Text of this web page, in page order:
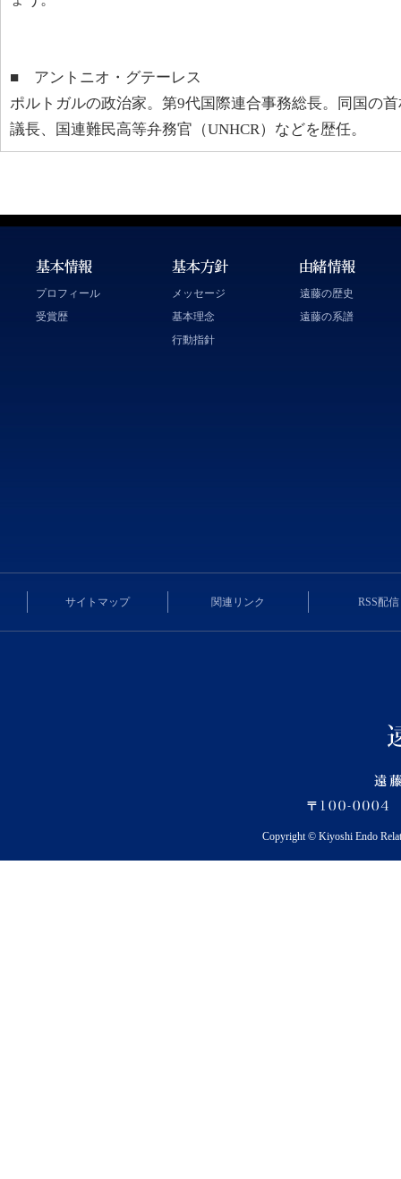
■ アントニオ・グテーレス
ポルトガルの政治家。第9代国際連合事務総長。同国の
議長、国連難民高等弁務官（UNHCR）などを歴任。
プロフィール
受賞歴
メッセージ
基本理念
行動指針
遠藤の歴史
遠藤の系譜
サイトマップ 関連リンク RSS配信
Copyright © Kiyoshi Endo